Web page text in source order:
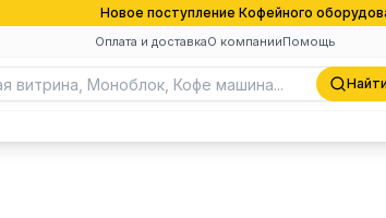
Новое поступление Кофейного
Оплата и доставкаО компанииПомощь
Найти